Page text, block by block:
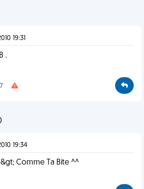
19:31
.
7
19:34
Comme Ta Bite ^^